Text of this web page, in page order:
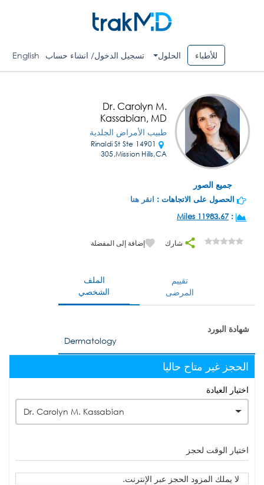
للأطباء الحلول تسجيل الدخول/ انشاء حساب English
جميع الصور
Dr. Carolyn M.
Kassabian, MD
طبيب الأمراض الجلدية
14901 Rinaldi St Ste
305,Mission Hills,CA
الحصول على الاتجاهات : انقر هنا
:
11983.67 Miles
شارك إضافة إلى المفضلة
الملف
الشخصي
تقييم
المرضى
شهادة البورد
Dermatology
الحجز غير متاح حاليا
اختيار العيادة
Dr. Carolyn M. Kassabian
اختيار الوقت لحجز
لا يملك المزود الحجز عبر الإنترنت.